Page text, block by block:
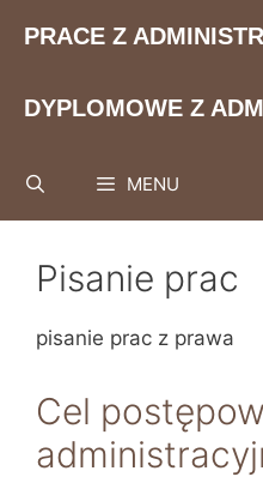
PRACE Z
DYPLOMOWE Z
MENU
Pisanie prac
pisanie prac z prawa
Cel